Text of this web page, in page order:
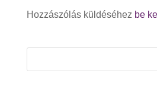
Hozzászólás küldéséhez be